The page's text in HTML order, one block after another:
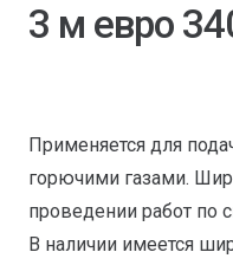
3 м евро
Применяется для
горючими газами.
проведении работ по
В наличии имеется